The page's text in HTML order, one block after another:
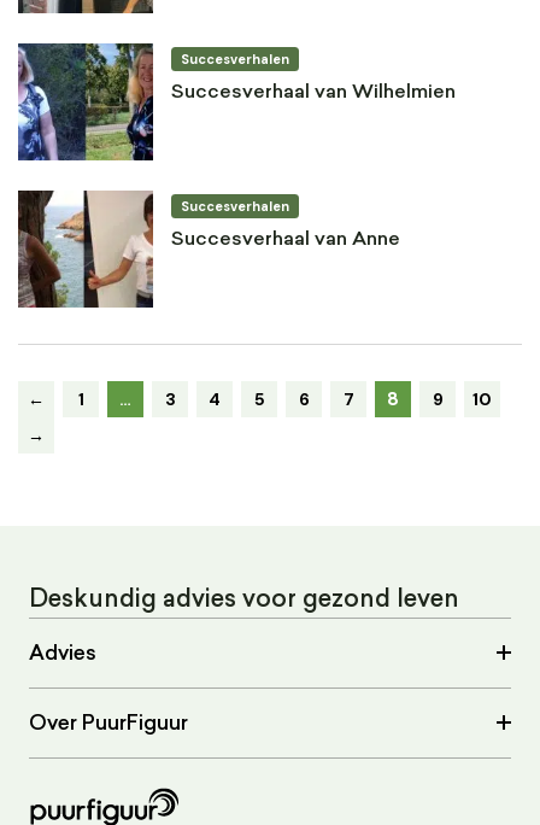
Succesverhalen
Succesverhaal van Wilhelmien
Succesverhalen
Succesverhaal van Anne
← 1 … 3 4 5 6 7 8 9
10
→
Deskundig advies voor gezond leven
Advies
Over PuurFiguur